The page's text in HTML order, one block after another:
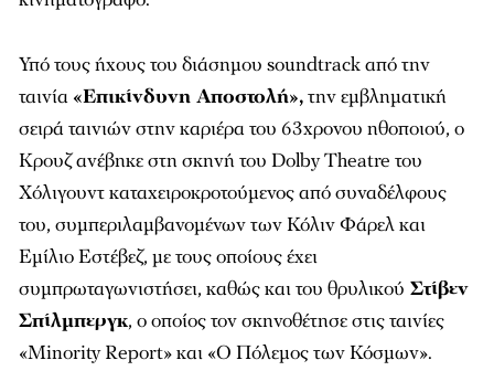
Υπό τους ήχους του διάσημου soundtrack από την
ταινία «Επικίνδυνη Αποστολή»,την εμβληματική
σειρά ταινιών στην καριέρα του 63χρονου ηθοποιού, ο
Κρουζ ανέβηκε στη σκηνή του Dolby Theatre του
Χόλιγουντ καταχειροκροτούμενος από συναδέλφους
του, συμπεριλαμβανομένων των Κόλιν Φάρελ και
Εμίλιο Εστέβεζ, με τους οποίους έχει
συμπρωταγωνιστήσει, καθώς και του θρυλικού Στίβεν
Σπίλμπεργκ, ο οποίος τον σκηνοθέτησε στις ταινίες
«Minority Report» και «Ο Πόλεμος των Κόσμων».